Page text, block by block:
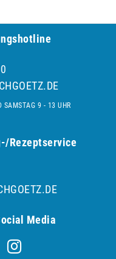
SAMSTAG 9 - 13 UHR
Rezeptservice
Media